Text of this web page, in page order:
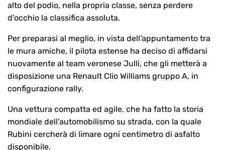
alto del podio, nella propria classe, senza perdere
d’occhio la classifica assoluta.
Per preparasi al meglio, in vista dell’appuntamento tra
le mura amiche, il pilota estense ha deciso di affidarsi
nuovamente al team veronese Julli, che gli metterà a
disposizione una Renault Clio Williams gruppo A, in
configurazione rally.
Una vettura compatta ed agile, che ha fatto la storia
mondiale dell’automobilismo su strada, con la quale
Rubini cercherà di limare ogni centimetro di asfalto
disponibile.